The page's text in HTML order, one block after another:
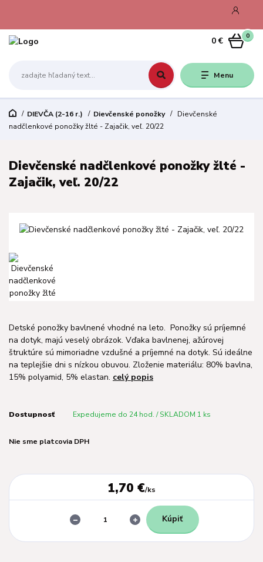
Menu
0
0 €
DIEVČA (2-16 r.) Dievčenské ponožky
Dievčenské
nadčlenkové ponožky žlté - Zajačik, veľ. 20/22
Dievčenské nadčlenkové ponožky žlté -
Zajačik, veľ. 20/22
Detské ponožky bavlnené vhodné na leto. Ponožky sú príjemné
na dotyk, majú veselý obrázok. Vďaka bavlnenej, ažúrovej
štruktúre sú mimoriadne vzdušné a príjemné na dotyk. Sú ideálne
na teplejšie dni s nízkou obuvou. Zloženie materiálu: 80% bavlna,
15% polyamid, 5% elastan. celý popis
Dostupnosť Expedujeme do 24 hod. / SKLADOM 1 ks
Nie sme platcovia DPH
1,70 €/ks
Kúpiť